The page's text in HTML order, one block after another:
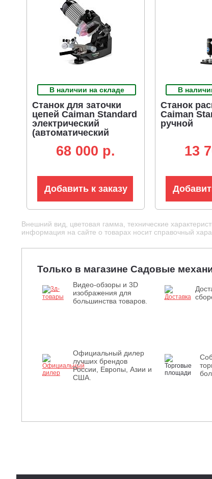
В наличии на складе
Станок для заточки
цепей Caiman Standard
электрический
(автоматический
68 000 p.
Добавить к заказу
В
Станок
Caiman
ручной
13
Внешний вид, цветовая гамма, технические
информация на сайте о товарах носит справочный
Только в магазине Садовые
Видео-обзоры и 3D
изображения для
большинства товаров.
Официальный дилер
лучших брендов
России, Европы, Азии и
США.